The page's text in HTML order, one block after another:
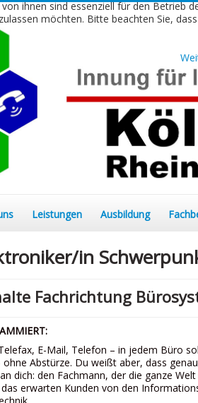
Leistungen Ausbildung
in
Fachrichtung
E-Mail, Telefon – in jedem Büro
Abstürze. Du weißt aber, dass
dich: den Fachmann, der die ganze
erwarten Kunden von den
ihnen sind essenziell für den Betrieb
möchten. Bitte beachten Sie,